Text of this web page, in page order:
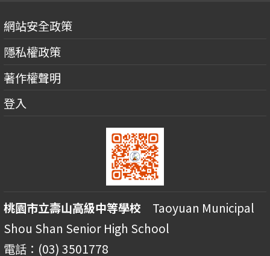
網站安全政策
隱私權政策
著作權聲明
登入
桃園市立壽山高級中等學校 Taoyuan Municipal
Shou Shan Senior High School
電話：(03) 3501778